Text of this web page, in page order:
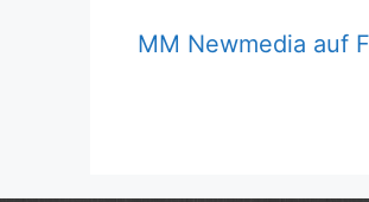
MM Newmedia auf